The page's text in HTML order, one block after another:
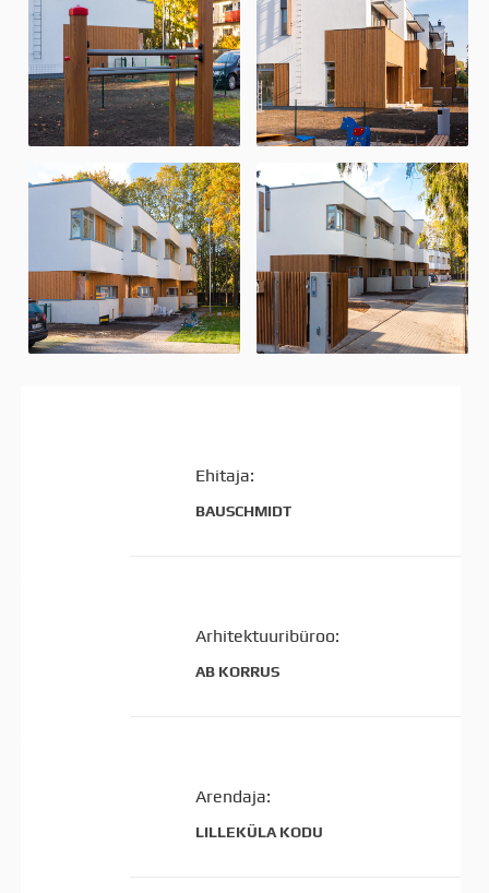
Ehitaja:
BAUSCHMIDT
Arhitektuuribüroo:
AB KORRUS
Arendaja:
LILLEKÜLA KODU